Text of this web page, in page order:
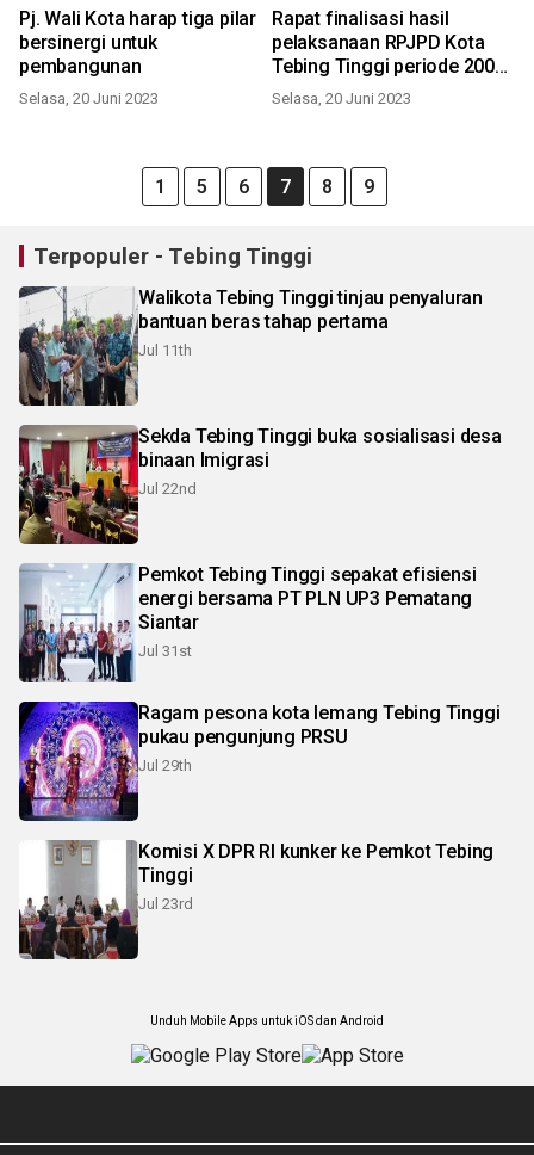
Pj. Wali Kota harap tiga pilar
bersinergi untuk
pembangunan
Selasa, 20 Juni 2023
Rapat finalisasi hasil
pelaksanaan RPJPD Kota
Tebing Tinggi periode 2006-
2025
Selasa, 20 Juni 2023
1 5 6 7 8 9
Terpopuler - Tebing Tinggi
Walikota Tebing Tinggi tinjau penyaluran
bantuan beras tahap pertama
Jul 11th
Sekda Tebing Tinggi buka sosialisasi desa
binaan Imigrasi
Jul 22nd
Pemkot Tebing Tinggi sepakat efisiensi
energi bersama PT PLN UP3 Pematang
Siantar
Jul 31st
Ragam pesona kota lemang Tebing Tinggi
pukau pengunjung PRSU
Jul 29th
Komisi X DPR RI kunker ke Pemkot Tebing
Tinggi
Jul 23rd
Unduh Mobile Apps untuk iOS dan Android